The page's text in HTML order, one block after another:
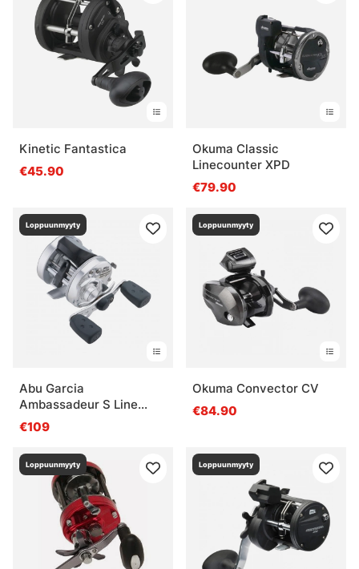
Kinetic Fantastica
€45.90
Okuma Classic
Linecounter XPD
€79.90
Loppuunmyyty
Abu Garcia
Ambassadeur S Line
Counter
€109
Loppuunmyyty
Okuma Convector CV
€84.90
Loppuunmyyty Loppuunmyyty